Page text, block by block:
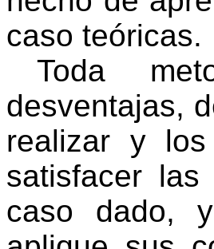
caso teóricas.
Toda
desventajas,
realizar y
satisfacer
caso dado,